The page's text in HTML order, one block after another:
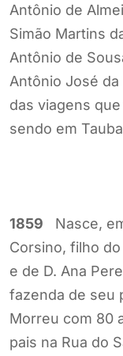
Antônio de
Simão Martins
Antônio de
Antônio José
das viagens
sendo em
1859 Nasce,
Corsino, filho
e de D. Ana
fazenda de seu
Morreu com 80
pais na Rua do